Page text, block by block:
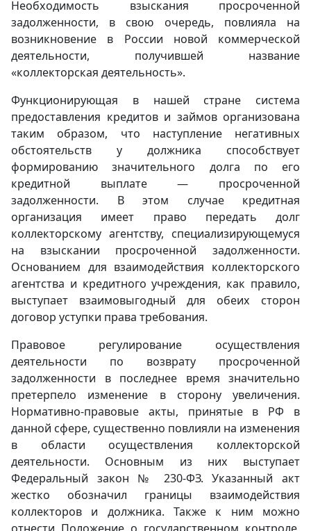
Необходимость взыскания просроченной
задолженности, в свою очередь, повлияла на
возникновение в России новой коммерческой
деятельности, получившей название
«коллекторская деятельность».
Функционирующая в нашей стране система
предоставления кредитов и займов организована
таким образом, что наступление негативных
обстоятельств у должника способствует
формированию значительного долга по его
кредитной выплате — просроченной
задолженности. В этом случае кредитная
организация имеет право передать долг
коллекторскому агентству, специализирующемуся
на взыскании просроченной задолженности.
Основанием для взаимодействия коллекторского
агентства и кредитного учреждения, как правило,
выступает взаимовыгодный для обеих сторон
договор уступки права требования.
Правовое регулирование осуществления
деятельности по возврату просроченной
задолженности в последнее время значительно
претерпело изменение в сторону увеличения.
Нормативно-правовые акты, принятые в РФ в
данной сфере, существенно повлияли на изменения
в области осуществления коллекторской
деятельности. Основным из них выступает
Федеральный закон № 230-ФЗ. Указанный акт
жестко обозначил границы взаимодействия
коллекторов и должника. Также к ним можно